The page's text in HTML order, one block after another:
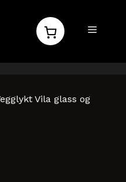
MENY
Vila glass og